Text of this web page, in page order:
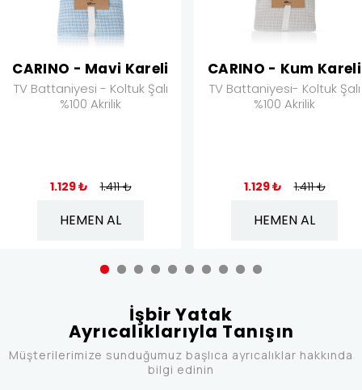
CARINO - Mavi Kareli
TV Battaniyesi - Koltuk Şalı
%100 Akrilik
1.129 ₺ 1.411 ₺
HEMEN AL
CARINO - Kum Kareli
TV Battaniyesi- Koltuk Şalı
%100 Akrilik
1.129 ₺ 1.411 ₺
HEMEN AL
İşbir Yatak
Ayrıcalıklarıyla Tanışın
Müşterilerimize sunduğumuz başlıca ayrıcalıklar hakkında
bilgi edinin